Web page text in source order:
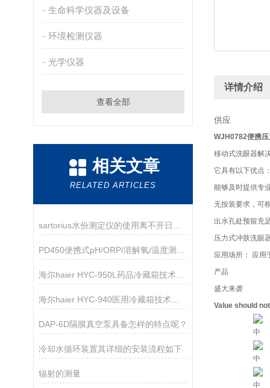
生命科学仪器及设备
环境检测仪器
光学仪器
查看全部
相关文章
RELATED ARTICLES
海尔haier HYC-950L药品冷藏箱技术参数
海尔haier HYC-940医用冷藏箱技术参数
DAP-6D隔膜真空泵具备怎样的特点呢？
冷却水循环装置其详细的安装流程如下
辐射的测量
详情介绍
供应
WJH0782便携
移动式洗眼器解
它具有以下优点
能够及时提供专
无按装要求，可
出水孔处预留充
压力式冲肤洗眼
应用场所： 应用
产品
盛大来袭
Value should
中
中
中